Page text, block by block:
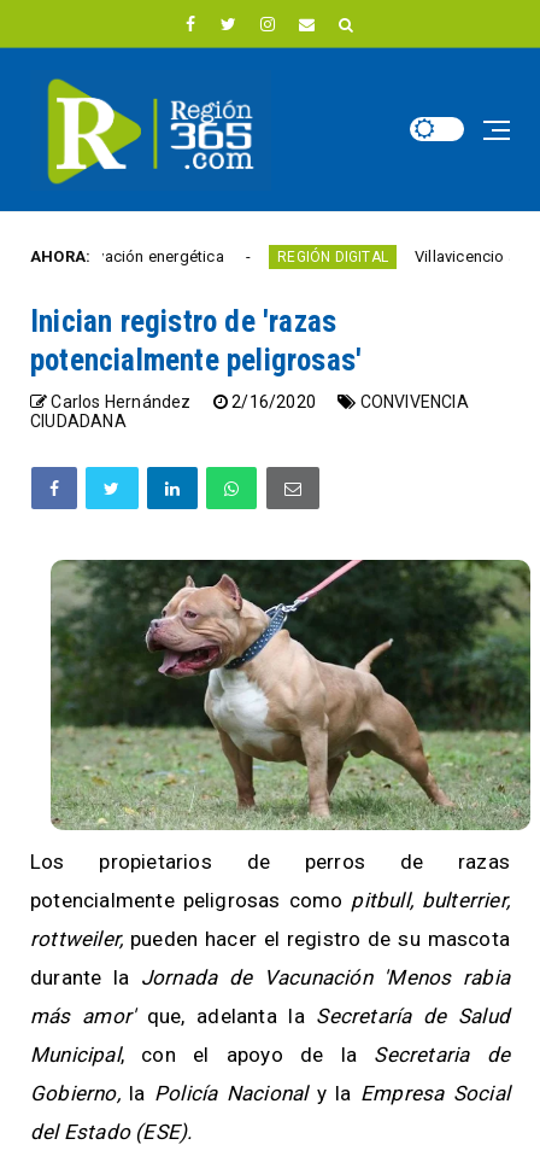
AHORA:energética REGIÓN DIGITAL Villavicencio abrió un
Inician registro de 'razas
potencialmente peligrosas'
Carlos Hernández 2/16/2020
CONVIVENCIA
CIUDADANA
Los propietarios de perros de razas
potencialmente peligrosas como pitbull, bulterrier,
rottweiler, pueden hacer el registro de su mascota
durante la Jornada de Vacunación 'Menos rabia
más amor'que, adelanta la Secretaría de Salud
Municipal, con el apoyo de la Secretaria de
Gobierno,la Policía Nacionaly la Empresa Social
del Estado (ESE).